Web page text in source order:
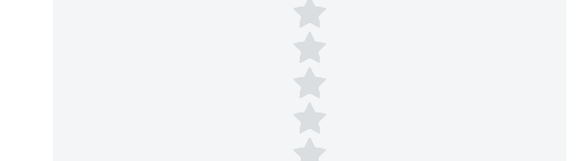
Plaats een beoordeling
5 sterren
4 sterren
3 sterren
2 sterren
1 ster